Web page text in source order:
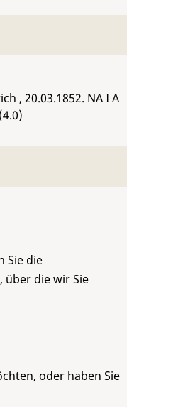
, 20.03.1852. NA I A
Sie die
die wir Sie
oder haben Sie